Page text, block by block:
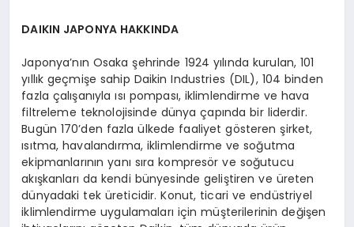
DAIKIN JAPONYA HAKKINDA
Japonya’nın Osaka şehrinde 1924 yılında kurulan, 101
yıllık geçmişe sahip Daikin Industries (DIL), 104 binden
fazla çalışanıyla ısı pompası, iklimlendirme ve hava
filtreleme teknolojisinde dünya çapında bir liderdir.
Bugün 170’den fazla ülkede faaliyet gösteren şirket,
ısıtma, havalandırma, iklimlendirme ve soğutma
ekipmanlarının yanı sıra kompresör ve soğutucu
akışkanları da kendi bünyesinde geliştiren ve üreten
dünyadaki tek üreticidir. Konut, ticari ve endüstriyel
iklimlendirme uygulamaları için müşterilerinin değişen